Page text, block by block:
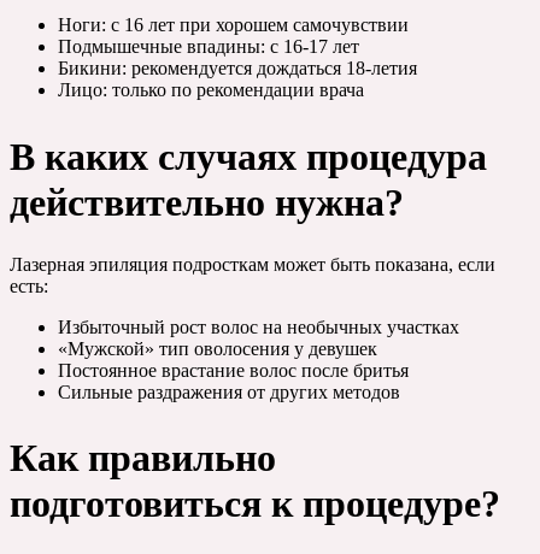
Ноги: с 16 лет при хорошем самочувствии
Подмышечные впадины: с 16-17 лет
Бикини: рекомендуется дождаться 18-летия
Лицо: только по рекомендации врача
В каких случаях процедура
действительно нужна?
Лазерная эпиляция подросткам может быть показана, если
есть:
Избыточный рост волос на необычных участках
«Мужской» тип оволосения у девушек
Постоянное врастание волос после бритья
Сильные раздражения от других методов
Как правильно
подготовиться к процедуре?